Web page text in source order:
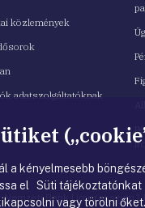
közlemények
adatszolgáltatóknak
Nemzeti Bank |Impresszum |
a kényelmesebb
el Süti
vagy törölni őket.